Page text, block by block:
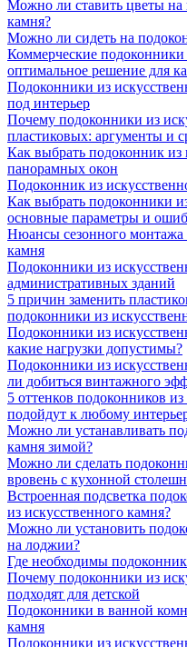
Можно ли ставить цветы на
камня?
Можно ли сидеть на
Коммерческие подоконники
оптимальное решение для
Подоконники из
под интерьер
Почему подоконники из
пластиковых: аргументы и
Как выбрать подоконник из
панорамных окон
Подоконник из
Как выбрать подоконники
основные параметры и
Нюансы сезонного монтажа
камня
Подоконники из
административных зданий
5 причин заменить
подоконники из
Подоконники из
какие нагрузки допустимы?
Подоконники из
ли добиться винтажного
5 оттенков подоконников
подойдут к любому
Можно ли устанавливать
камня зимой?
Можно ли сделать
вровень с кухонной
Встроенная подсветка
из искусственного камня?
Можно ли установить
на лоджии?
Где необходимы
Почему подоконники из
подходят для детской
Подоконники в ванной
камня
Подоконники из